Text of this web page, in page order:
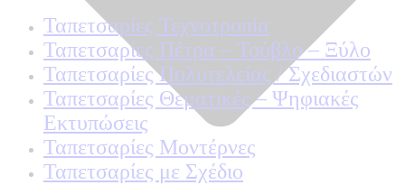
Ταπετσαρίες Τεχνοτροπία
Ταπετσαρίες Πέτρα – Τούβλο – Ξύλο
Ταπετσαρίες Πολυτελείας / Σχεδιαστών
Ταπετσαρίες Θεματικές – Ψηφιακές
Εκτυπώσεις
Ταπετσαρίες Μοντέρνες
Ταπετσαρίες με Σχέδιο